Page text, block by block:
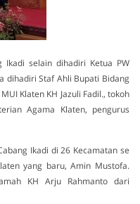
Ikadi selain dihadiri Ketua PW
dihadiri Staf Ahli Bupati Bidang
Klaten KH Jazuli Fadil., tokoh
Agama Klaten, pengurus
Ikadi di 26 Kecamatan se
yang baru, Amin Mustofa.
KH Arju Rahmanto dari